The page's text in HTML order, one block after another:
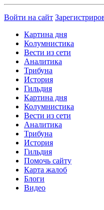
Войти на сайт
Картина дня
Колумнистика
Вести из сети
Аналитика
Трибуна
История
Гильдия
Картина дня
Колумнистика
Вести из сети
Аналитика
Трибуна
История
Гильдия
Помочь сайту
Карта жалоб
Блоги
Видео